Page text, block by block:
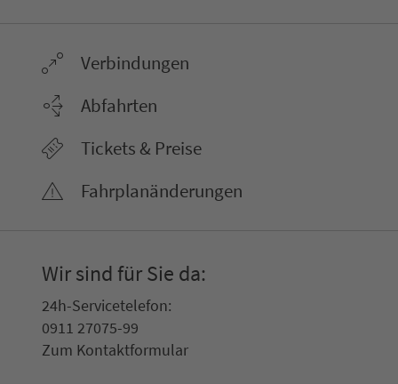
Ver­bin­dungen
Abfahrten
Tickets & Preise
Fahr­plan­ände­rungen
Wir sind für Sie da:
24h-Ser­vice­te­le­fon:
0911 27075-99
Zum Kon­taktformular